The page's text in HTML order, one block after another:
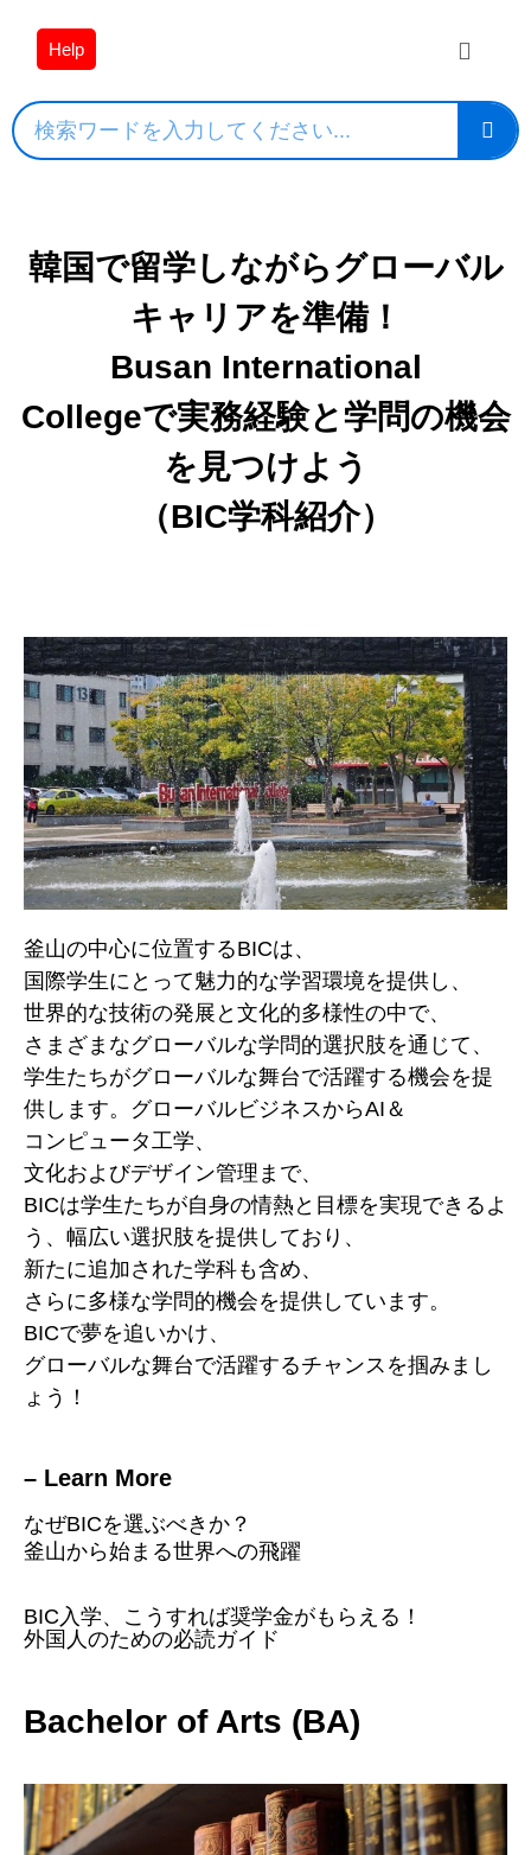
Help
韓国で留学しながらグローバル
キャリアを準備！
Busan International
Collegeで実務経験と学問の機会
を見つけよう
（BIC学科紹介）
釜山の中心に位置するBICは、
国際学生にとって魅力的な学習環境を提供し、
世界的な技術の発展と文化的多様性の中で、
さまざまなグローバルな学問的選択肢を通じて、
学生たちがグローバルな舞台で活躍する機会を提
供します。グローバルビジネスからAI＆
コンピュータ工学、
文化およびデザイン管理まで、
BICは学生たちが自身の情熱と目標を実現できるよ
う、幅広い選択肢を提供しており、
新たに追加された学科も含め、
さらに多様な学問的機会を提供しています。
BICで夢を追いかけ、
グローバルな舞台で活躍するチャンスを掴みまし
ょう！
– Learn More
なぜBICを選ぶべきか？
釜山から始まる世界への飛躍
BIC入学、こうすれば奨学金がもらえる！
外国人のための必読ガイド
Bachelor of Arts (BA)